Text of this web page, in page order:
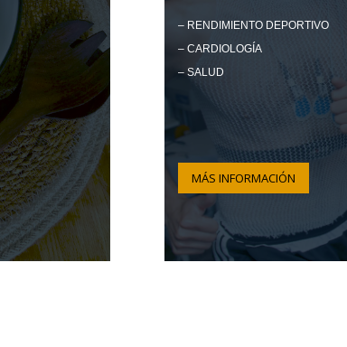
– RENDIMIENTO DEPORTIVO
– CARDIOLOGÍA
– SALUD
MÁS INFORMACIÓN